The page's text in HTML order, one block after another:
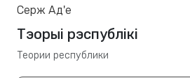
Серж Ад'е
Тэорыі рэспублікі
Теории республики